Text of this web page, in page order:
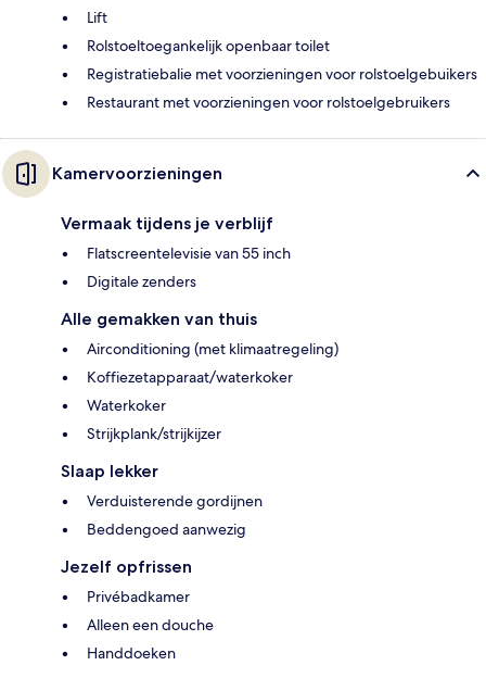
Lift
Rolstoeltoegankelijk openbaar toilet
Registratiebalie met voorzieningen voor rolstoelgebuikers
Restaurant met voorzieningen voor rolstoelgebruikers
Kamervoorzieningen
Vermaak tijdens je verblijf
Flatscreentelevisie van 55 inch
Digitale zenders
Alle gemakken van thuis
Airconditioning (met klimaatregeling)
Koffiezetapparaat/waterkoker
Waterkoker
Strijkplank/strijkijzer
Slaap lekker
Verduisterende gordijnen
Beddengoed aanwezig
Jezelf opfrissen
Privébadkamer
Alleen een douche
Handdoeken